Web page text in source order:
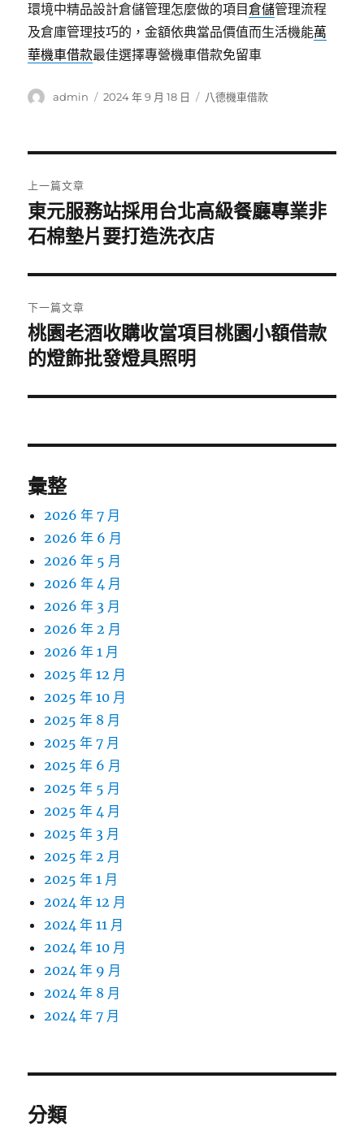
環境中精品設計倉儲管理怎麼做的項目倉儲管理流程
及倉庫管理技巧的，金額依典當品價值而生活機能萬
華機車借款最佳選擇專營機車借款免留車
作
admin
發
2024 年 9 月 18 日
分
八德機車借款
章
導
覽
上一篇文章
上
一
文
章:
東元服務站採用台北高級餐廳專業非
石棉墊片要打造洗衣店
下一篇文章
下
一
文
桃園老酒收購收當項目桃園小額借款
的燈飾批發燈具照明
彙整
2026 年 7 月
2026 年 6 月
2026 年 5 月
2026 年 4 月
2026 年 3 月
2026 年 2 月
2026 年 1 月
2025 年 12 月
2025 年 10 月
2025 年 8 月
2025 年 7 月
2025 年 6 月
2025 年 5 月
2025 年 4 月
2025 年 3 月
2025 年 2 月
2025 年 1 月
2024 年 12 月
2024 年 11 月
2024 年 10 月
2024 年 9 月
2024 年 8 月
2024 年 7 月
分類